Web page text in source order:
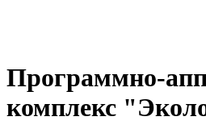
Программно-
комплекс